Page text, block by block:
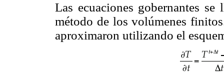
Las ecuaciones gobernantes
método de los volúmenes
aproximaron utilizando el